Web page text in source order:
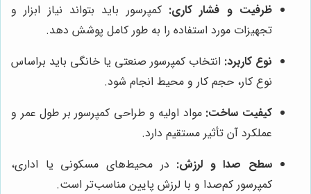
ظرفیت و فشار کاری: کمپرسور باید بتواند نیاز ابزار و
تجهیزات مورد استفاده را به طور کامل پوشش دهد.
نوع کاربرد: انتخاب کمپرسور صنعتی یا خانگی باید براساس
نوع کار، حجم کار و محیط انجام شود.
کیفیت ساخت: مواد اولیه و طراحی کمپرسور بر طول عمر و
عملکرد آن تأثیر مستقیم دارد.
سطح صدا و لرزش: در محیط‌های مسکونی یا اداری،
کمپرسور کم‌صدا و با لرزش پایین مناسب‌تر است.